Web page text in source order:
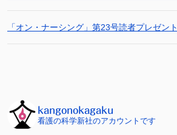
「オン・ナーシング」第23号読者プレゼント
kangonokagaku
看護の科学新社のアカウントです